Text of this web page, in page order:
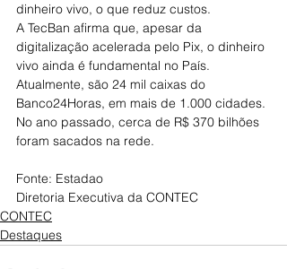
dinheiro vivo, o que reduz custos.
A TecBan afirma que, apesar da
digitalização acelerada pelo Pix, o dinheiro
vivo ainda é fundamental no País.
Atualmente, são 24 mil caixas do
Banco24Horas, em mais de 1.000 cidades.
No ano passado, cerca de R$ 370 bilhões
foram sacados na rede.
Fonte: Estadao
Diretoria Executiva da CONTEC
CONTEC
Destaques